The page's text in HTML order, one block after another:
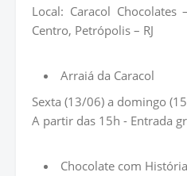
Local: Caracol
Centro, Petrópolis – RJ
Arraiá da Caracol
Sexta (13/06) a domingo
A partir das 15h - Entrada
Chocolate com